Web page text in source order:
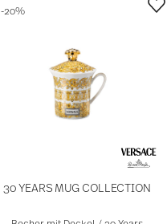
30 YEARS MUG COLLECTION
-20%